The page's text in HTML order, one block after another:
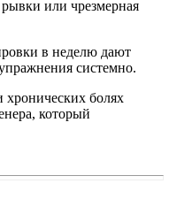
или чрезмерная
в неделю дают
системно.
хронических болях
который